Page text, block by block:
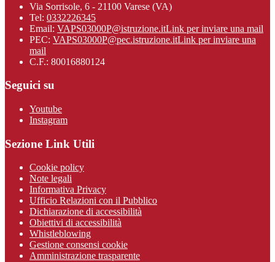
Via Sorrisole, 6 - 21100 Varese (VA)
Tel: 0332226345
Email: VAPS03000P@istruzione.itLink per inviare una mail
PEC: VAPS03000P@pec.istruzione.itLink per inviare una
mail
C.F.: 80016880124
Seguici su
Youtube
Instagram
Sezione Link Utili
Cookie policy
Note legali
Informativa Privacy
Ufficio Relazioni con il Pubblico
Dichiarazione di accessibilità
Obiettivi di accessibilità
Whistleblowing
Gestione consensi cookie
Amministrazione trasparente